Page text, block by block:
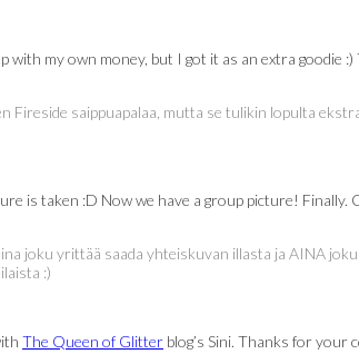
my own money, but I got it as an extra goodie
saippuapalaa, mutta se tulikin lopulta
is taken :D Now we have a group picture!
joku yrittää saada yhteiskuvan illasta ja AINA
:)
The Queen of Glitter blog’s Sini. Thanks for your